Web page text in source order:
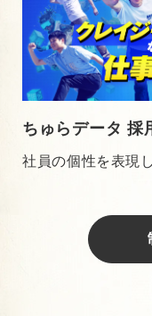
ちゅらデータ 採
社員の個性を表現